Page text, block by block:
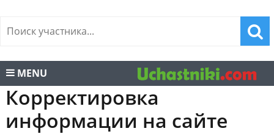
MENU
Корректировка
информации на сайте